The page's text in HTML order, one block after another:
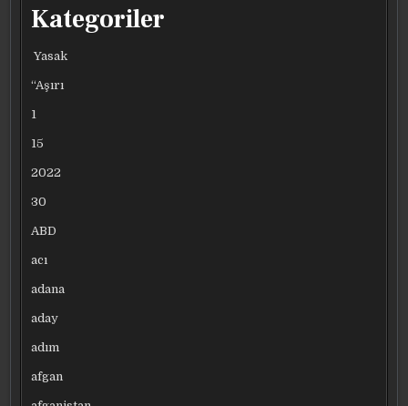
Kategoriler
Yasak
“Aşırı
1
15
2022
30
ABD
acı
adana
aday
adım
afgan